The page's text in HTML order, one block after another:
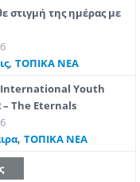
στιγμή της ημέρας με
, ΤΟΠΙΚΑ ΝΕΑ
International Youth
The Eternals
, ΤΟΠΙΚΑ ΝΕΑ